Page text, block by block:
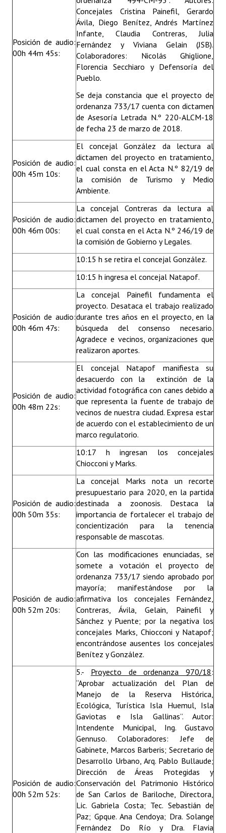
Posición de audio:
00h 44m 45s:
Concejales Cristina Painefil, Gerardo
Ávila, Diego Benítez, Andrés Martínez
Infante, Claudia Contreras, Julia
Fernández y Viviana Gelain (JSB).
Colaboradores: Nicolás Ghiglione,
Florencia Secchiaro y Defensoría del
Pueblo.
Se deja constancia que el proyecto de
ordenanza 733/17 cuenta con dictamen
de Asesoría Letrada N.º 220-ALCM-18
de fecha 23 de marzo de 2018.
Posición de audio:
00h 45m 10s:
El concejal González da lectura al
dictamen del proyecto en tratamiento,
el cual consta en el Acta N.º 82/19 de
la comisión de Turismo y Medio
Ambiente.
Posición de audio:
00h 46m 00s:
La concejal Contreras da lectura al
dictamen del proyecto en tratamiento,
el cual consta en el Acta N.º 246/19 de
la comisión de Gobierno y Legales.
10:15 h se retira el concejal González.
10:15 h ingresa el concejal Natapof.
Posición de audio:
00h 46m 47s:
La concejal Painefil fundamenta el
proyecto. Desataca el trabajo realizado
durante tres años en el proyecto, en la
búsqueda del consenso necesario.
Agradece e vecinos, organizaciones que
realizaron aportes.
Posición de audio:
00h 48m 22s:
El concejal Natapof manifiesta su
desacuerdo con la extinción de la
actividad fotográfica con canes debido a
que representa la fuente de trabajo de
vecinos de nuestra ciudad. Expresa estar
de acuerdo con el establecimiento de un
marco regulatorio.
10:17 h ingresan los concejales
Chiocconi y Marks.
Posición de audio:
00h 50m 35s:
La concejal Marks nota un recorte
presupuestario para 2020, en la partida
destinada a zoonosis. Destaca la
importancia de fortalecer el trabajo de
concientización para la tenencia
responsable de mascotas.
Posición de audio:
00h 52m 20s:
Con las modificaciones enunciadas, se
somete a votación el proyecto de
ordenanza 733/17 siendo aprobado por
mayoría; manifestándose por la
afirmativa los concejales Fernández,
Contreras, Ávila, Gelain, Painefil y
Sánchez y Puente; por la negativa los
concejales Marks, Chiocconi y Natapof;
encontrándose ausentes los concejales
Benítez y González.
Posición de audio:
00h 52m 52s:
5.- Proyecto de ordenanza 970/18:
“Aprobar actualización del Plan de
Manejo de la Reserva Histórica,
Ecológica, Turística Isla Huemul, Isla
Gaviotas e Isla Gallinas”. Autor:
Intendente Municipal, Ing. Gustavo
Gennuso. Colaboradores: Jefe de
Gabinete, Marcos Barberis; Secretario de
Desarrollo Urbano, Arq. Pablo Bullaude;
Dirección de Áreas Protegidas y
Conservación del Patrimonio Histórico
de San Carlos de Bariloche, Directora,
Lic. Gabriela Costa; Tec. Sebastián de
Paz; Gpque. Ana Cendoya; Dra. Solange
Fernández Do Río y Dra. Flavia